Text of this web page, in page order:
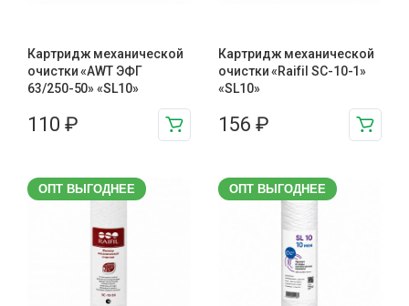
Картридж механической
очистки «AWT ЭФГ
63/250-50» «SL10»
110 ₽
Картридж механической
очистки «Raifil SC-10-1»
«SL10»
156 ₽
ОПТ ВЫГОДНЕЕ ОПТ ВЫГОДНЕЕ